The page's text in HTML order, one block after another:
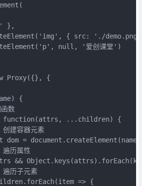
},
{ src: './
null, '爱创课堂')
Proxy({}, {
{
数
...children) {
容器元素
=
属性
子元素
=> {